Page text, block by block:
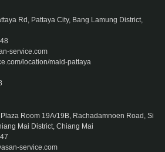
Rd, Pattaya City, Bang Lamung District,
service.com
location/maid-pattaya
Room 19A/19B, Rachadamnoen Road, Si
Mai District, Chiang Mai
service.com